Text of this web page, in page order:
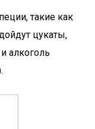
такие как
цукаты,
алкоголь